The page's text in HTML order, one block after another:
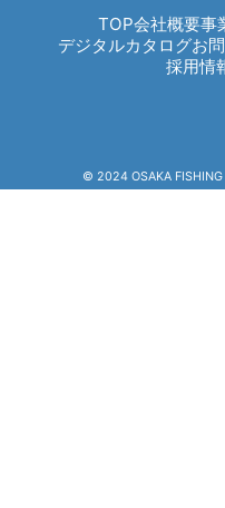
OTHERS
NURSING CARE
TOP会社概要事
デジタルカタログお
採用情
© 2024 OSAKA FISHING